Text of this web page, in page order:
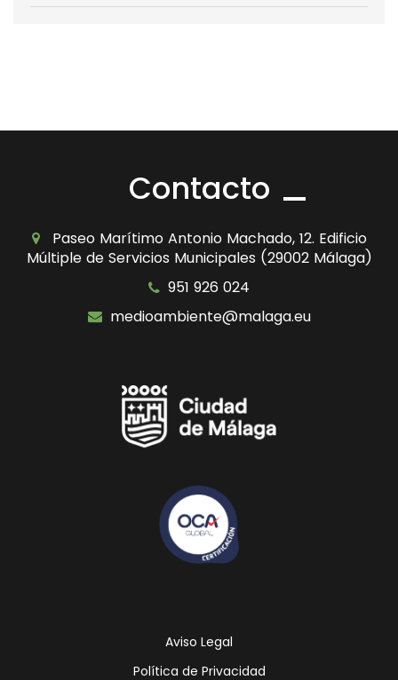
Contacto
Paseo Marítimo Antonio Machado, 12. Edificio
Múltiple de Servicios Municipales (29002 Málaga)
951 926 024
medioambiente@malaga.eu
facebook
youtube
Aviso Legal
Política de Privacidad